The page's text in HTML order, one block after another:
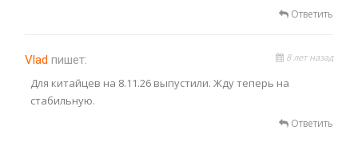
Ответить
Vlad пишет: 8 лет назад
Для китайцев на 8.11.26 выпустили. Жду теперь на
стабильную.
Ответить